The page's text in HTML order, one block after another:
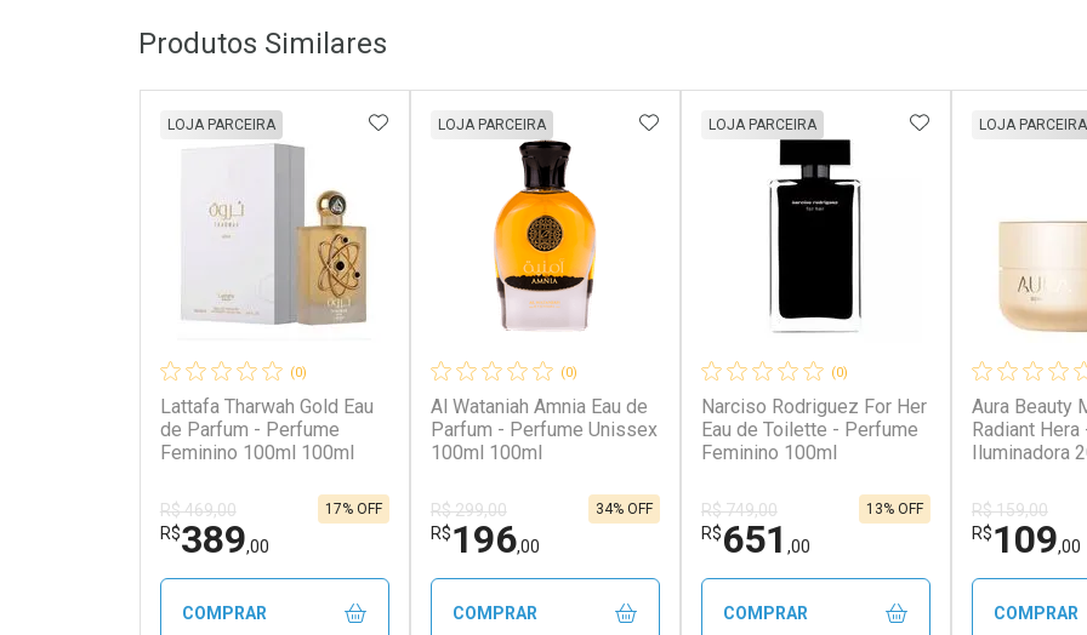
Produtos Similares
(0)
Lattafa Tharwah Gold Eau
de Parfum - Perfume
Feminino 100ml 100ml
LOJA PARCEIRA
R$ 469,00
R$389,00
17% OFF
ADICIONAR AOS FAVORITOS
COMPRAR
(0)
Al Wataniah Amnia Eau de
Parfum - Perfume Unissex
100ml 100ml
LOJA PARCEIRA
R$ 299,00
R$196,00
34% OFF
ADICIONAR AOS FAVORITOS
COMPRAR
(0)
Narciso Rodriguez For Her
Eau de Toilette - Perfume
Feminino 100ml
LOJA PARCEIRA
R$ 749,00
R$651 ,00
13% OFF
ADICIONAR AOS
COMPRAR
Aura Beauty
Radiant
Iluminadora
LOJA PARCEIRA
R$ 159,00
R$109,00
COMPRAR